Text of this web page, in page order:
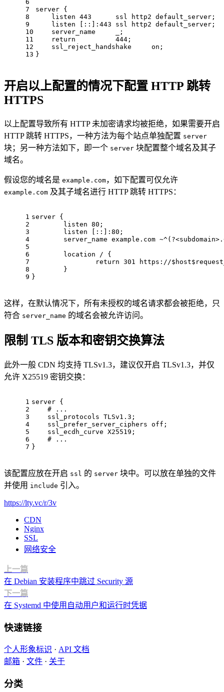
6
7
8
9
10
11
12
13
server {
listen 443
      ssl http2 default_server;
listen [::]: 443 ssl http2 default_server;
server_name
     _;
return
444 ;
ssl_reject_handshake
on ;
}
开启以上配置的情况下配置 HTTP 跳转
HTTPS
以上配置导致所有 HTTP 未加密请求均被拒绝，如果需要开启
HTTP 跳转 HTTPS，一种方法为每个站点单独配置 server
块；另一种方法如下，即一个 server 块配置整个域名及其子
域名。
假设您的域名是 example.com，如下配置可仅允许
example.com 及其子域名进行 HTTP 跳转 HTTPS：
1
2
3
4
5
6
7
8
9
server {
listen 80 ;
listen [::]: 80 ;
server_name example.com
location / {
return 301 https://$host
        }
}
这样，在默认情况下，所有未授权的域名请求都会被拒绝，只
符合 server_name 的域名会被允许访问。
限制 TLS 版本和密钥交换算法
此外一般 CDN 均支持 TLSv1.3，建议仅开启 TLSv1.3，并仅
允许 X25519 密钥交换：
1
2
3
4
5
6
7
server {
# ...
ssl_protocols TLSv1. 3 ;
ssl_prefer_server_ciphers off ;
ssl_ecdh_curve X25519;
# ...
}
该配置应放在开启 ssl 的 server 块中。可以放在单独的文件
并使用 include 引入。
https://lty.vc/r/3v
CDN
Nginx
SSL
网络安全
上一篇
在 Debian 安装程序中跳过 Security 源
下一篇
在 Systemd 中使用自动用户和运行时凭据
快速链接
个人形象标识 · API 文档
邮箱 · 文件 · 关于
分类